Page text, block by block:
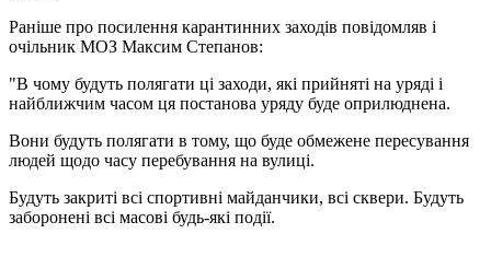
Раніше про посилення карантинних заходів повідомляв і
очільник МОЗ Максим Степанов:
"В чому будуть полягати ці заходи, які прийняті на уряді і
найближчим часом ця постанова уряду буде оприлюднена.
Вони будуть полягати в тому, що буде обмежене пересування
людей щодо часу перебування на вулиці.
Будуть закриті всі спортивні майданчики, всі сквери. Будуть
заборонені всі масові будь-які події.